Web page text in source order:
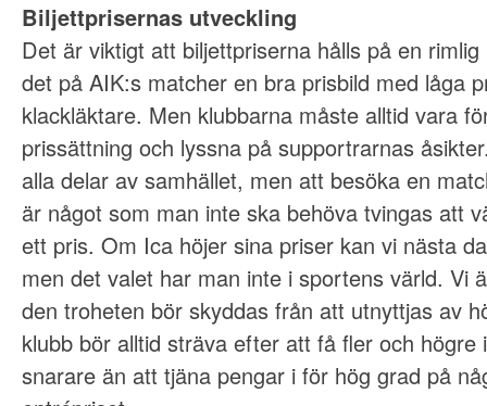
Biljettprisernas utveckling
Det är viktigt att biljettpriserna hålls på en
det på AIK:s matcher en bra prisbild med låga
klackläktare. Men klubbarna måste alltid vara
prissättning och lyssna på supportrarnas
alla delar av samhället, men att besöka en
är något som man inte ska behöva tvingas att
ett pris. Om Ica höjer sina priser kan vi nästa
men det valet har man inte i sportens värld. Vi
den troheten bör skyddas från att utnyttjas av
klubb bör alltid sträva efter att få fler och högre
snarare än att tjäna pengar i för hög grad på